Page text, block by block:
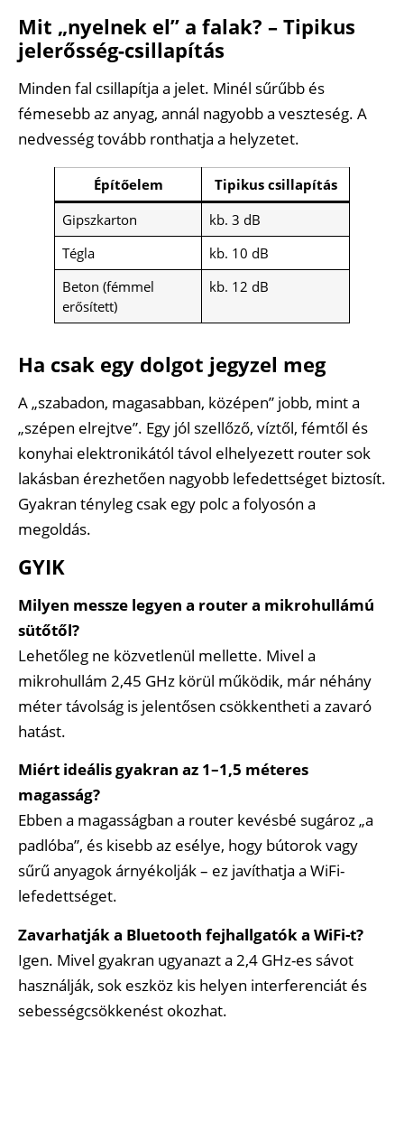
Mit „nyelnek el” a falak? – Tipikus
jelerősség-csillapítás
Minden fal csillapítja a jelet. Minél sűrűbb és
fémesebb az anyag, annál nagyobb a veszteség. A
nedvesség tovább ronthatja a helyzetet.
Építőelem
Tipikus csillapítás
Gipszkarton
kb. 3 dB
Tégla
kb. 10 dB
Beton (fémmel
erősített)
kb. 12 dB
Ha csak egy dolgot jegyzel meg
A „szabadon, magasabban, középen” jobb, mint a
„szépen elrejtve”. Egy jól szellőző, víztől, fémtől és
konyhai elektronikától távol elhelyezett router sok
lakásban érezhetően nagyobb lefedettséget biztosít.
Gyakran tényleg csak egy polc a folyosón a
megoldás.
GYIK
Milyen messze legyen a router a mikrohullámú
sütőtől?
Lehetőleg ne közvetlenül mellette. Mivel a
mikrohullám 2,45 GHz körül működik, már néhány
méter távolság is jelentősen csökkentheti a zavaró
hatást.
Miért ideális gyakran az 1–1,5 méteres
magasság?
Ebben a magasságban a router kevésbé sugároz „a
padlóba”, és kisebb az esélye, hogy bútorok vagy
sűrű anyagok árnyékolják – ez javíthatja a WiFi-
lefedettséget.
Zavarhatják a Bluetooth fejhallgatók a WiFi-t?
Igen. Mivel gyakran ugyanazt a 2,4 GHz-es sávot
használják, sok eszköz kis helyen interferenciát és
sebességcsökkenést okozhat.